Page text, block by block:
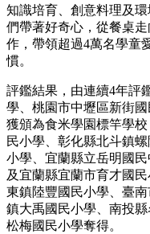
知識培育、創意料理及
們帶著好奇心，從餐桌
作，帶領超過4萬名學童
慣。
評鑑結果，由連續4年評
學、桃園市中壢區新街
獲頒為食米學園標竿學
民小學、彰化縣北斗鎮
小學、宜蘭縣立岳明國
及宜蘭縣宜蘭市育才國
東鎮陸豐國民小學、臺
鎮大禹國民小學、南投
松梅國民小學奪得。